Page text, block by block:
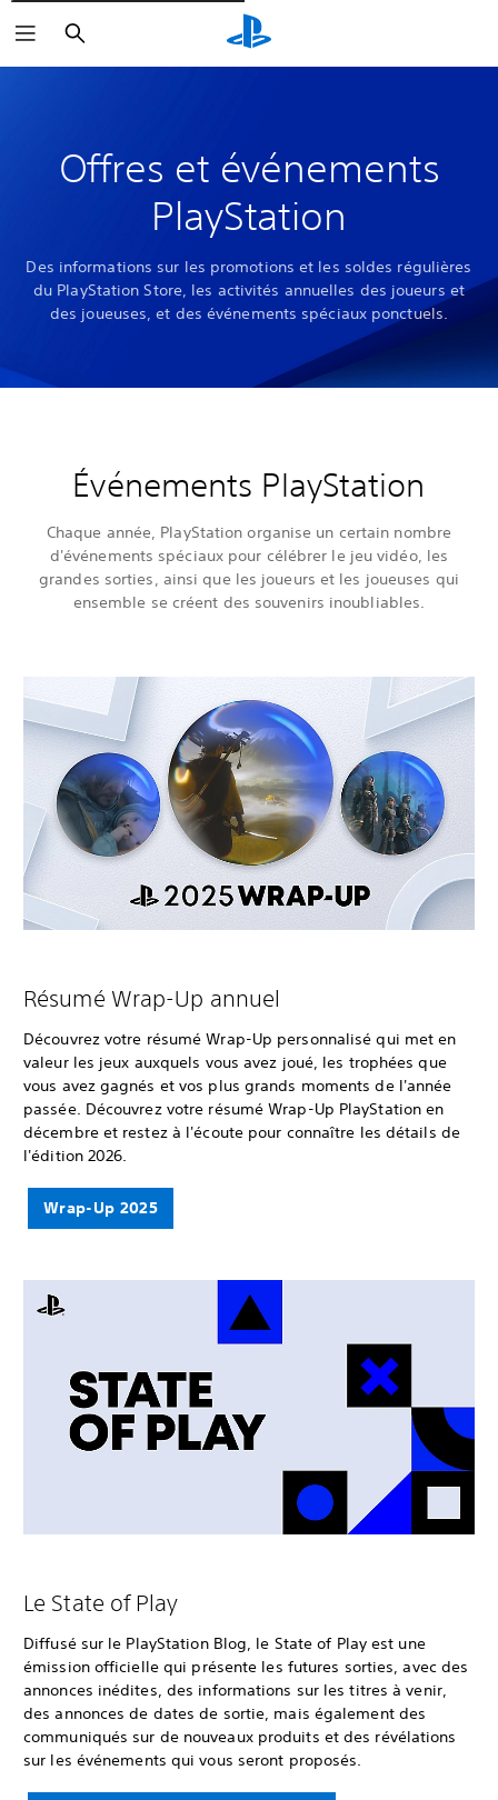
Rechercher
Offres et événements
PlayStation
Des informations sur les promotions et les soldes régulières
du PlayStation Store, les activités annuelles des joueurs et
des joueuses, et des événements spéciaux ponctuels.
Événements PlayStation
Chaque année, PlayStation organise un certain nombre
d'événements spéciaux pour célébrer le jeu vidéo, les
grandes sorties, ainsi que les joueurs et les joueuses qui
ensemble se créent des souvenirs inoubliables.
Le State of Play
Diffusé sur le PlayStation Blog, le State of Play est une
émission officielle qui présente les futures sorties, avec des
annonces inédites, des informations sur les titres à venir,
des annonces de dates de sortie, mais également des
communiqués sur de nouveaux produits et des révélations
sur les événements qui vous seront proposés.
Résumé Wrap-Up annuel
Découvrez votre résumé Wrap-Up personnalisé qui met en
valeur les jeux auxquels vous avez joué, les trophées que
vous avez gagnés et vos plus grands moments de l'année
passée. Découvrez votre résumé Wrap-Up PlayStation en
décembre et restez à l'écoute pour connaître les détails de
l'édition 2026.
Wrap-Up 2025